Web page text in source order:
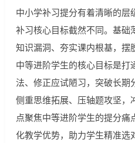
中小学补习提分有着清晰的层
补习核心目标截然不同。基础
知识漏洞、夯实课内根基，摆
中等进阶学生的核心目标是打
法、修正应试陋习，突破长期
侧重思维拓展、压轴题攻坚，
点聚焦中等进阶学生的提分
化教学优势，助力学生精准选